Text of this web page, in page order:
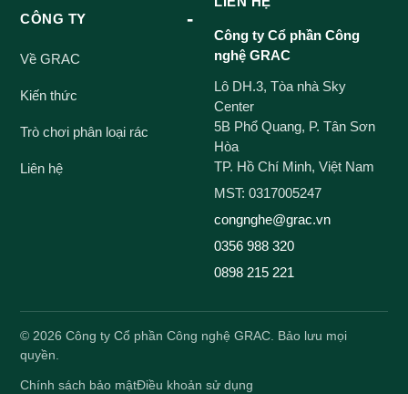
CÔNG TY
Về GRAC
Kiến thức
Trò chơi phân loại rác
Liên hệ
Công ty Cổ phần Công
nghệ GRAC
Lô DH.3, Tòa nhà Sky
Center
5B Phổ Quang, P. Tân Sơn
Hòa
TP. Hồ Chí Minh, Việt Nam
MST: 0317005247
congnghe@grac.vn
0356 988 320
0898 215 221
© 2026 Công ty Cổ phần Công nghệ GRAC. Bảo lưu mọi
quyền.
Chính sách bảo mậtĐiều khoản sử dụng